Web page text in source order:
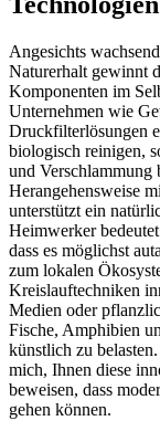
Angesichts
Naturerhalt gewinnt
Komponenten im
Unternehmen wie
Druckfilterlösungen
biologisch reinigen,
und Verschlammung
Herangehensweise
unterstützt ein
Heimwerker
dass es möglichst
zum lokalen
Kreislauftechniken
Medien oder
Fische, Amphibien
künstlich zu
mich, Ihnen diese
beweisen, dass
gehen können.